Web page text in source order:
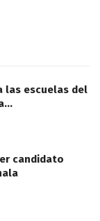
las escuelas del
candidato